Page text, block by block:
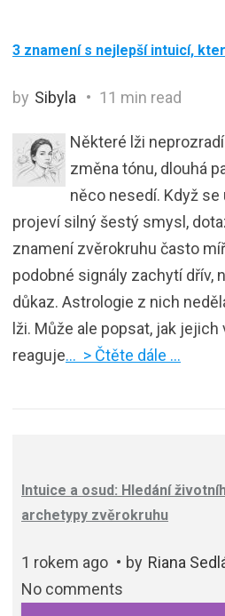
3 znamení s nejlepší intuicí,
by Sibyla 11 min read
Některé lži
změna tónu, dlouhá
něco nesedí. Když
projeví silný šestý smysl,
znamení zvěrokruhu často
podobné signály zachytí dřív,
důkaz. Astrologie z nich
lži. Může ale popsat, jak jejich
reaguje… > Čtěte dále …
Intuice a osud: Hledání
archetypy zvěrokruhu
1 rokem ago by Riana
No comments